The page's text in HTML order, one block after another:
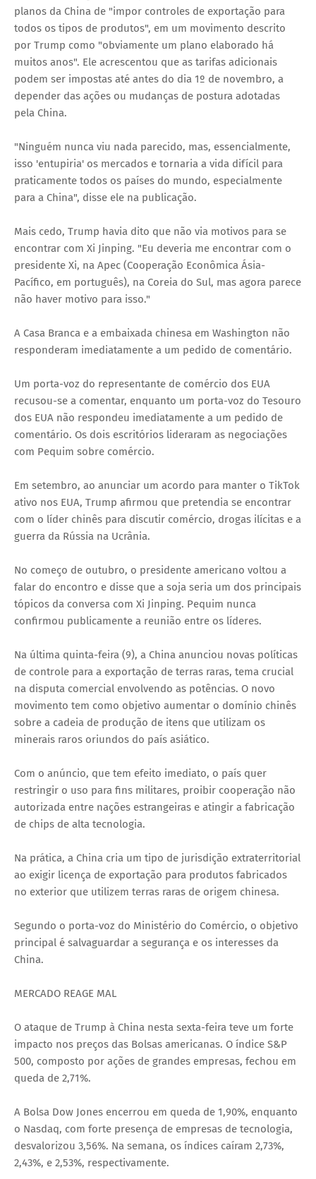
planos da China de "impor controles de exportação para
todos os tipos de produtos", em um movimento descrito
por Trump como "obviamente um plano elaborado há
muitos anos". Ele acrescentou que as tarifas adicionais
podem ser impostas até antes do dia 1º de novembro, a
depender das ações ou mudanças de postura adotadas
pela China.
"Ninguém nunca viu nada parecido, mas, essencialmente,
isso 'entupiria' os mercados e tornaria a vida difícil para
praticamente todos os países do mundo, especialmente
para a China", disse ele na publicação.
Mais cedo, Trump havia dito que não via motivos para se
encontrar com Xi Jinping. "Eu deveria me encontrar com o
presidente Xi, na Apec (Cooperação Econômica Ásia-
Pacífico, em português), na Coreia do Sul, mas agora parece
não haver motivo para isso."
A Casa Branca e a embaixada chinesa em Washington não
responderam imediatamente a um pedido de comentário.
Um porta-voz do representante de comércio dos EUA
recusou-se a comentar, enquanto um porta-voz do Tesouro
dos EUA não respondeu imediatamente a um pedido de
comentário. Os dois escritórios lideraram as negociações
com Pequim sobre comércio.
Em setembro, ao anunciar um acordo para manter o TikTok
ativo nos EUA, Trump afirmou que pretendia se encontrar
com o líder chinês para discutir comércio, drogas ilícitas e a
guerra da Rússia na Ucrânia.
No começo de outubro, o presidente americano voltou a
falar do encontro e disse que a soja seria um dos principais
tópicos da conversa com Xi Jinping. Pequim nunca
confirmou publicamente a reunião entre os líderes.
Na última quinta-feira (9), a China anunciou novas políticas
de controle para a exportação de terras raras, tema crucial
na disputa comercial envolvendo as potências. O novo
movimento tem como objetivo aumentar o domínio chinês
sobre a cadeia de produção de itens que utilizam os
minerais raros oriundos do país asiático.
Com o anúncio, que tem efeito imediato, o país quer
restringir o uso para fins militares, proibir cooperação não
autorizada entre nações estrangeiras e atingir a fabricação
de chips de alta tecnologia.
Na prática, a China cria um tipo de jurisdição extraterritorial
ao exigir licença de exportação para produtos fabricados
no exterior que utilizem terras raras de origem chinesa.
Segundo o porta-voz do Ministério do Comércio, o objetivo
principal é salvaguardar a segurança e os interesses da
China.
MERCADO REAGE MAL
O ataque de Trump à China nesta sexta-feira teve um forte
impacto nos preços das Bolsas americanas. O índice S&P
500, composto por ações de grandes empresas, fechou em
queda de 2,71%.
A Bolsa Dow Jones encerrou em queda de 1,90%, enquanto
o Nasdaq, com forte presença de empresas de tecnologia,
desvalorizou 3,56%. Na semana, os índices caíram 2,73%,
2,43%, e 2,53%, respectivamente.